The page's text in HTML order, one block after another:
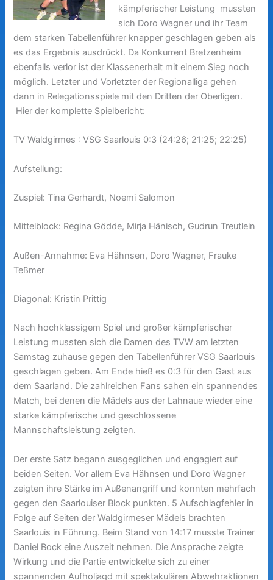
kämpferischer Leistung mussten
sich Doro Wagner und ihr Team
dem starken Tabellenführer knapper geschlagen geben als
es das Ergebnis ausdrückt. Da Konkurrent Bretzenheim
ebenfalls verlor ist der Klassenerhalt mit einem Sieg noch
möglich. Letzter und Vorletzter der Regionalliga gehen
dann in Relegationsspiele mit den Dritten der Oberligen.
Hier der komplette Spielbericht:
TV Waldgirmes : VSG Saarlouis 0:3 (24:26; 21:25; 22:25)
Aufstellung:
Zuspiel: Tina Gerhardt, Noemi Salomon
Mittelblock: Regina Gödde, Mirja Hänisch, Gudrun Treutlein
Außen-Annahme: Eva Hähnsen, Doro Wagner, Frauke
Teßmer
Diagonal: Kristin Prittig
Nach hochklassigem Spiel und großer kämpferischer
Leistung mussten sich die Damen des TVW am letzten
Samstag zuhause gegen den Tabellenführer VSG Saarlouis
geschlagen geben. Am Ende hieß es 0:3 für den Gast aus
dem Saarland. Die zahlreichen Fans sahen ein spannendes
Match, bei denen die Mädels aus der Lahnaue wieder eine
starke kämpferische und geschlossene
Mannschaftsleistung zeigten.
Der erste Satz begann ausgeglichen und engagiert auf
beiden Seiten. Vor allem Eva Hähnsen und Doro Wagner
zeigten ihre Stärke im Außenangriff und konnten mehrfach
gegen den Saarlouiser Block punkten. 5 Aufschlagfehler in
Folge auf Seiten der Waldgirmeser Mädels brachten
Saarlouis in Führung. Beim Stand von 14:17 musste Trainer
Daniel Bock eine Auszeit nehmen. Die Ansprache zeigte
Wirkung und die Partie entwickelte sich zu einer
spannenden Aufholjagd mit spektakulären Abwehraktionen